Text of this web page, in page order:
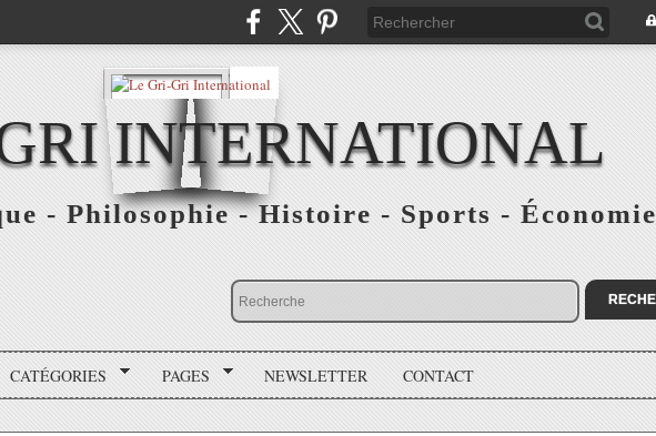
INTERNATIONAL
- Philosophie - Histoire - Sports - Économie
CATÉGORIES PAGES NEWSLETTER CONTACT